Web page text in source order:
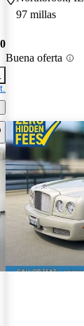
97 millas
Buena oferta
este Aviso